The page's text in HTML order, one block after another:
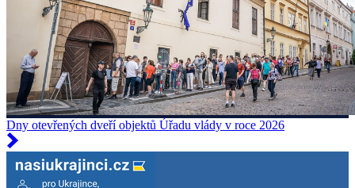
Dny otevřených dveří objektů Úřadu vlády v roce 2026